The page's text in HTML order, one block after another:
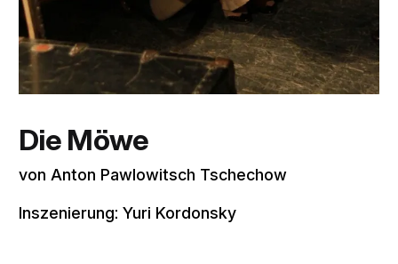
Die Möwe
von Anton Pawlowitsch Tschechow
Inszenierung: Yuri Kordonsky